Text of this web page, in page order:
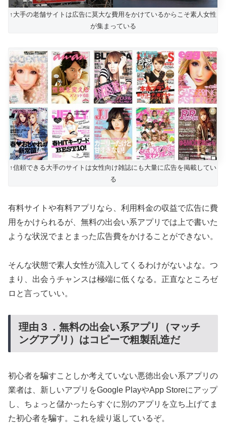
↑大手の老舗サイトは広告に莫大な費用をかけているからこそ素人女性
が集まっている
↑信頼できる大手のサイトは女性向け雑誌にも大量に広告を掲載してい
る
有料サイトや有料アプリなら、利用料金の収益で広告に費
用をかけられるが、無料の出会い系アプリでは上で書いた
ような状況でまとまった広告費をかけることができない。
そんな状態で素人女性が流入してくるわけがないよな。つ
まり、出会うチャンスは極端に低くなる。正直なところゼ
ロと言っていい。
理由３．無料の出会い系アプリ（マッチ
ングアプリ）はコピーで粗製乱造だ
初心者を騙すことしか考えていない悪徳出会い系アプリの
業者は、新しいアプリをGoogle PlayやApp Storeにアップ
し、ちょっと儲かったらすぐに別のアプリを立ち上げてま
た初心者を騙す。これを繰り返しているぞ。